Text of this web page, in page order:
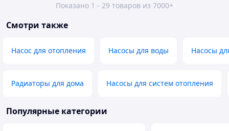
Показано 1 - 29 товаров из 7000+
Смотри также
Насос для отопления Насосы для воды Насосы
Радиаторы для дома Насосы для систем отопления
Популярные категории